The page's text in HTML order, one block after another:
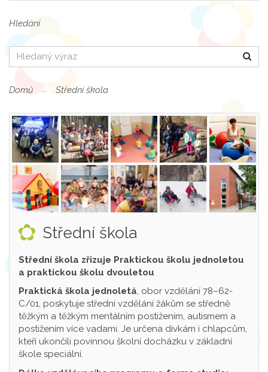
Hledání
Hledat
Domů Střední škola
Střední škola
Střední škola zřizuje Praktickou školu jednoletou
a praktickou školu dvouletou
Praktická škola jednoletá, obor vzdělání 78–62-
C/01, poskytuje střední vzdělání žákům se středně
těžkým a těžkým mentálním postižením, autismem a
postižením více vadami. Je určena dívkám i chlapcům,
kteří ukončili povinnou školní docházku v základní
škole speciální.